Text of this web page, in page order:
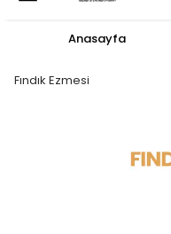
Anasayfa
Fındık Ezmesi